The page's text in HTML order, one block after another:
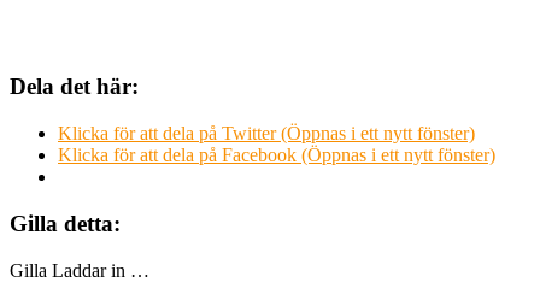
Dela det här:
Klicka för att dela på Twitter (Öppnas i ett nytt fönster)
Klicka för att dela på Facebook (Öppnas i ett nytt fönster)
Gilla detta:
Gilla Laddar in …